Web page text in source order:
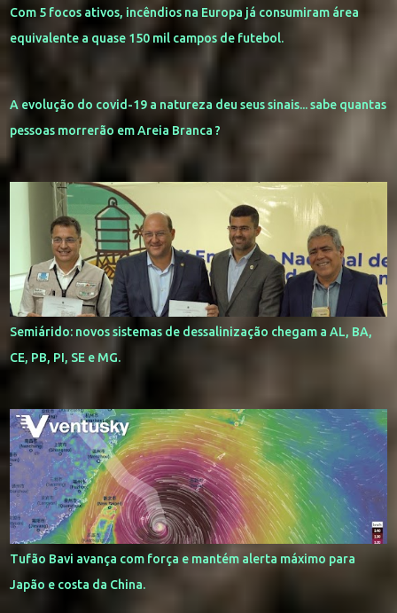
Com 5 focos ativos, incêndios na Europa já consumiram área
equivalente a quase 150 mil campos de futebol.
A evolução do covid-19 a natureza deu seus sinais... sabe quantas
pessoas morrerão em Areia Branca ?
Semiárido: novos sistemas de dessalinização chegam a AL, BA,
CE, PB, PI, SE e MG.
Tufão Bavi avança com força e mantém alerta máximo para
Japão e costa da China.